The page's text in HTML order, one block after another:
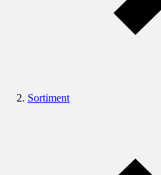
Sortiment